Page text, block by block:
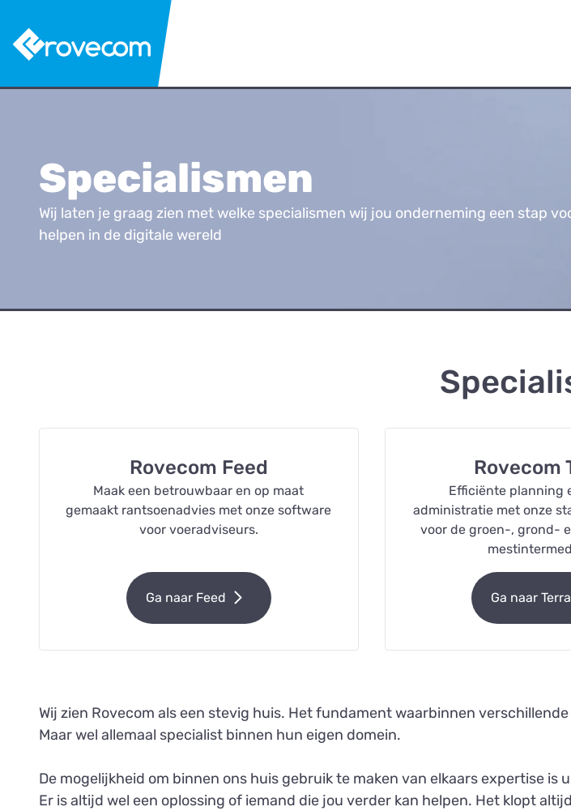
Specialismen
Wij laten je graag zien met welke specialismen wij jou onderneming een stap
helpen in de digitale wereld
Rovecom Feed
Maak een betrouwbaar en op maat
gemaakt rantsoenadvies met onze software
voor voeradviseurs.
Ga naar Feed
Rovecom
Efficiënte planning
administratie met onze
voor de groen-, grond-
Ga naar Terra
Wij zien Rovecom als een stevig huis. Het fundament waarbinnen
Maar wel allemaal specialist binnen hun eigen domein.
De mogelijkheid om binnen ons huis gebruik te maken van elkaars expertise
Er is altijd wel een oplossing of iemand die jou verder kan helpen. Het klopt